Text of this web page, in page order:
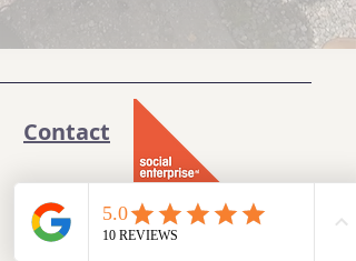
Winselingseweg 16 - Unit 20
6541 AK Nijmegen
Contact